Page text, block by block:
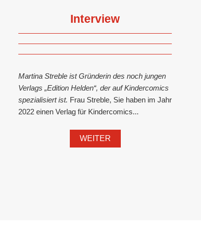
Interview
Martina Streble ist Gründerin des noch jungen
Verlags „Edition Helden“, der auf Kindercomics
spezialisiert ist. Frau Streble, Sie haben im Jahr
2022 einen Verlag für Kindercomics...
WEITER